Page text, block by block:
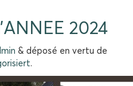
2024
& déposé en vertu de
.